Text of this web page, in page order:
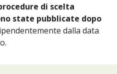
di scelta
state pubblicate dopo
dalla data